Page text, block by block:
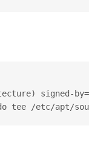
signed-